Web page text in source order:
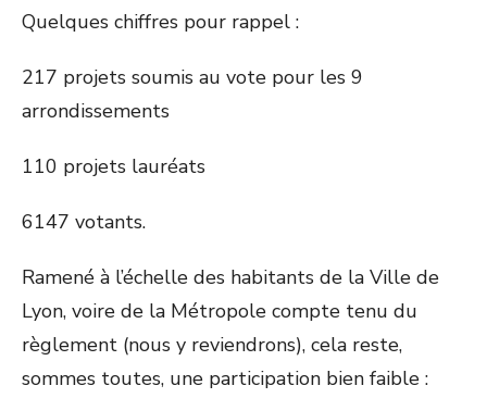
Quelques chiffres pour rappel :
217 projets soumis au vote pour les 9
arrondissements
110 projets lauréats
6147 votants.
Ramené à l’échelle des habitants de la Ville de
Lyon, voire de la Métropole compte tenu du
règlement (nous y reviendrons), cela reste,
sommes toutes, une participation bien faible :